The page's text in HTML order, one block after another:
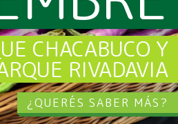
CHACABUCO Y
RIVADAVIA
¿QUERÉS SABER MÁS?